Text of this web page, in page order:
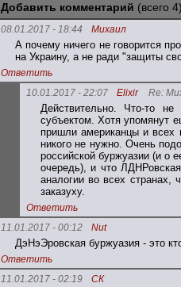
Добавить комментарий (всего 4)
08.01.2017 - 18:44 Михаил
А почему ничего не говорится
на Украину, а не ради "защиты
Ответить
10.01.2017 - 22:07
Elixir Re:
Действительно. Что-то не
субъектом. Хотя упомянут
пришли американцы и всех
никого не нужно. Очень
российской буржуазии (и о
очередь), и что
аналогии во всех странах,
заказуху.
Ответить
11.01.2017 - 00:12
Nut
ДэНэЭровская буржуазия - это
Ответить
11.01.2017 - 02:19
СК